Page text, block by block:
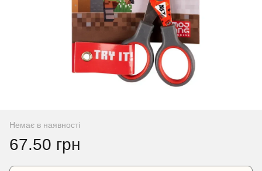
Немає в наявності
67.50 грн